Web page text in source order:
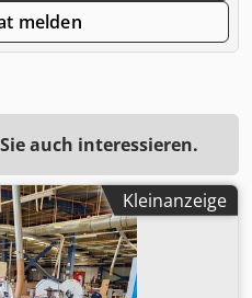
melden
auch interessieren.
Kleinanzeige